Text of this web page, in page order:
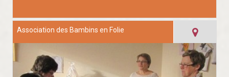
Association des Bambins en Folie